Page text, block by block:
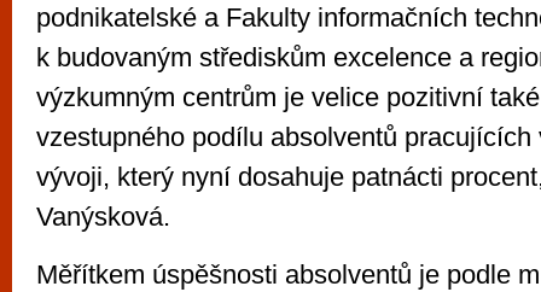
podnikatelské a Fakulty informačních
k budovaným střediskům excelence a
výzkumným centrům je velice pozitivní
vzestupného podílu absolventů pracujících
vývoji, který nyní dosahuje patnácti
Vanýsková.
Měřítkem úspěšnosti absolventů je podle